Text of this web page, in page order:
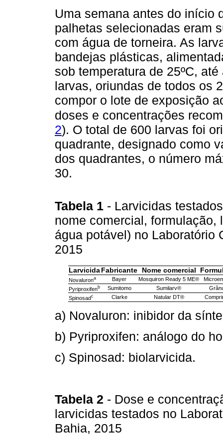
Uma semana antes do início
palhetas selecionadas eram
com água de torneira. As
bandejas plásticas,
sob temperatura de 25ºC,
larvas, oriundas de todos os
compor o lote de exposição
doses e concentrações
2). O total de 600 larvas foi
quadrante, designado como
dos quadrantes, o número
30.
Tabela 1 - Larvicidas
nome comercial, formulação,
água potável) no Laboratório
2015
Larvicida Fabricante Nome comercial
Novalurona Bayer Mosquiron Ready 5 ME®
Pyriproxifenb Sumitomo Sumilarv®
Spinosadc Clarke Natular DT®
a) Novaluron: inibidor da
b) Pyriproxifen: análogo do
c) Spinosad: biolarvicida.
Tabela 2 - Dose e
larvicidas testados no
Bahia, 2015